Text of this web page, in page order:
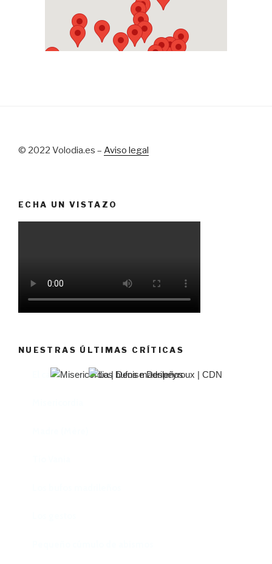
© 2022 Volodia.es – Aviso legal
ECHA UN VISTAZO
NUESTRAS ÚLTIMAS CRÍTICAS
El castillo de Lindabridis